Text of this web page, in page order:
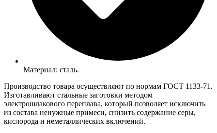
Материал: сталь.
Производство товара осуществляют по нормам ГОСТ 1133-71.
Изготавливают стальные заготовки методом
электрошлакового переплава, который позволяет исключить
из состава ненужные примеси, снизить содержание серы,
кислорода и неметаллических включений.